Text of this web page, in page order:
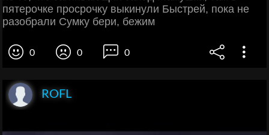
пятерочке просрочку выкинули Быстрей, пока не
разобрали Сумку бери, бежим
0 0 0
ROFL